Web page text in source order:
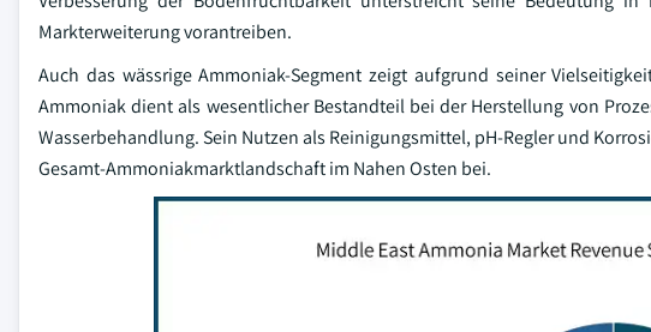
Markterweiterung vorantreiben.
Auch das wässrige Ammoniak-Segment zeigt aufgrund seiner
Ammoniak dient als wesentlicher Bestandteil bei der Herstellung von
Wasserbehandlung. Sein Nutzen als Reinigungsmittel, pH-Regler und
Gesamt-Ammoniakmarktlandschaft im Nahen Osten bei.